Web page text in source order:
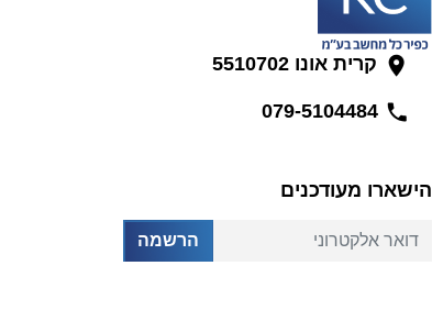
קרית אונו 5510702
הישארו מעודכנים
דואר אלקטרוני הרשמה